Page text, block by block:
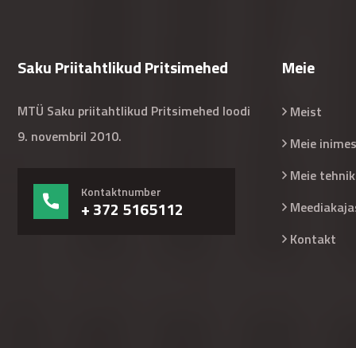
Saku Priitahtlikud Pritsimehed
MTÜ Saku priitahtlikud Pritsimehed loodi
9. novembril 2010.
Kontaktnumber
+ 372 5165112
Meie
Meist
Meie
Meie
Kontakt